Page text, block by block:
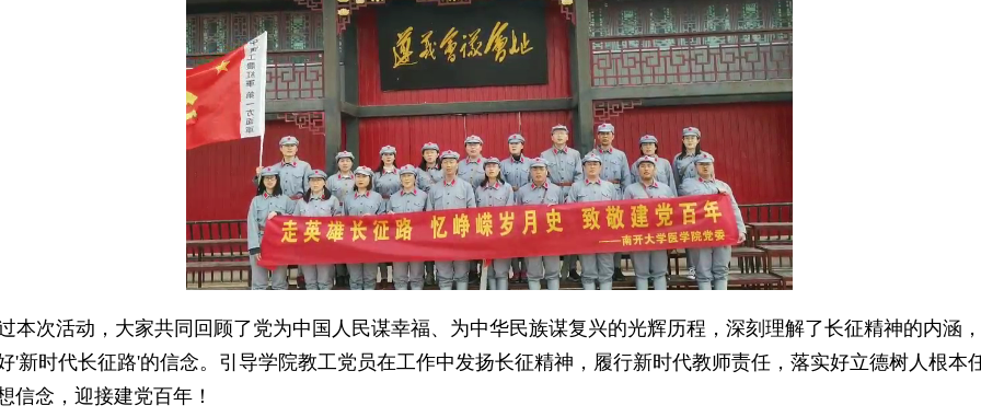
本次活动，大家共同回顾了党为中国人民谋幸福、为中华民族谋复兴的光辉历程，深刻理解了长征精神的内涵
'新时代长征路'的信念。引导学院教工党员在工作中发扬长征精神，履行新时代教师责任，落实好立德树人根本
信念，迎接建党百年！